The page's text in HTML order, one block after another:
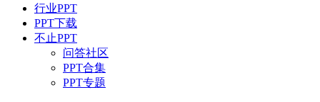
行业PPT
PPT下载
不止PPT
问答社区
PPT合集
PPT专题